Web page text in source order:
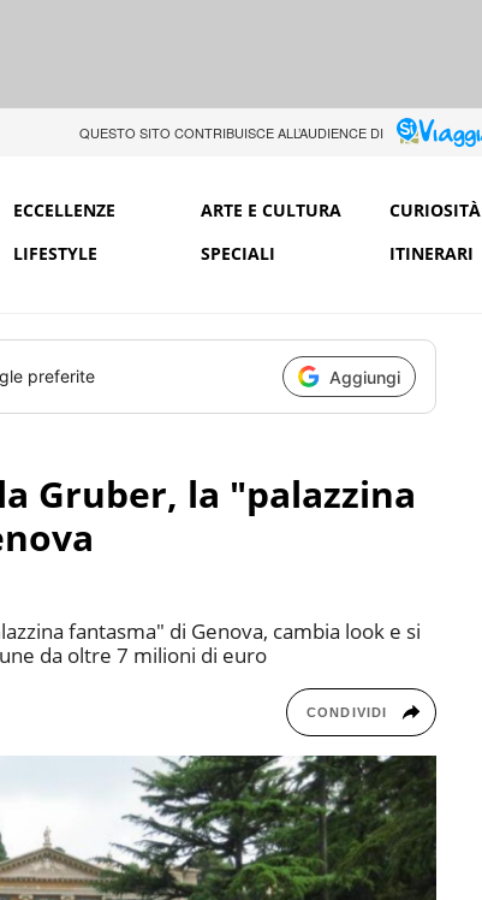
QUESTO SITO CONTRIBUISCE ALL’AUDIENCE DI
ECCELLENZE ARTE E CULTURA CURIOSITÀ
LIFESTYLE
SPECIALI ITINERARI
preferite Aggiungi
Gruber, la "palazzina
fantasma" di Genova, cambia look e si
da oltre 7 milioni di euro
CONDIVIDI